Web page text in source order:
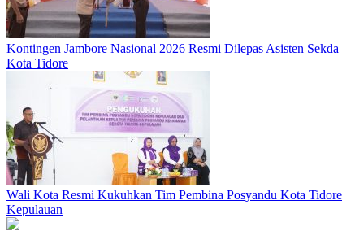
Kontingen Jambore Nasional 2026 Resmi Dilepas Asisten Sekda
Kota Tidore
Wali Kota Resmi Kukuhkan Tim Pembina Posyandu Kota Tidore
Kepulauan